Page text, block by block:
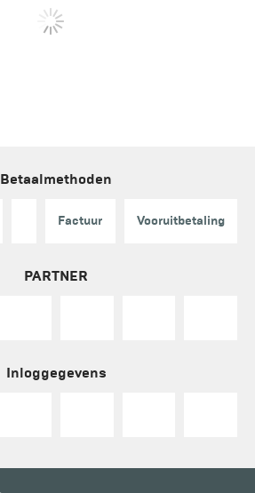
Betaalmethoden
Factuur Vooruitbetaling
PARTNER
Inloggegevens